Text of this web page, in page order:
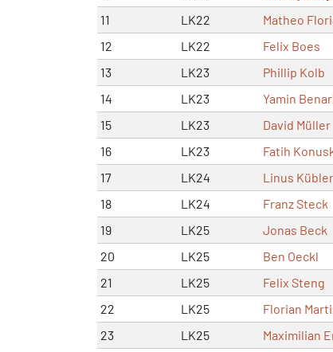
11
LK22 Matheo
12
LK22 Felix Boes
13
LK23 Phillip Kolb
14
LK23 Yamin
15
LK23 David Müller
16
LK23 Fatih
17
LK24 Linus Kübler
18
LK24 Franz Steck
19
LK25 Jonas Beck
20
LK25 Ben Oeckl
21
LK25 Felix Steng
22
LK25 Florian
23
LK25 Maximilian